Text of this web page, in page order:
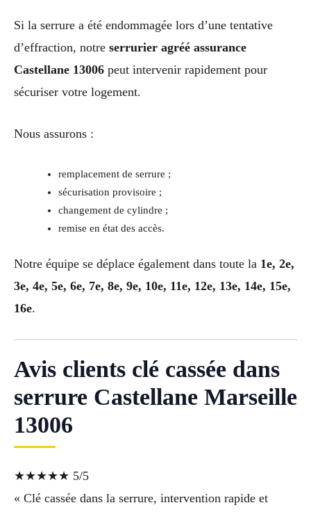
Si la serrure a été endommagée lors d’une tentative
d’effraction, notre serrurier agréé assurance
Castellane 13006 peut intervenir rapidement pour
sécuriser votre logement.
Nous assurons :
remplacement de serrure ;
sécurisation provisoire ;
changement de cylindre ;
remise en état des accès.
Notre équipe se déplace également dans toute la 1e, 2e,
3e, 4e, 5e, 6e, 7e, 8e, 9e, 10e, 11e, 12e, 13e, 14e, 15e,
16e.
Avis clients clé cassée dans
serrure Castellane Marseille
13006
★★★★★ 5/5
« Clé cassée dans la serrure, intervention rapide et